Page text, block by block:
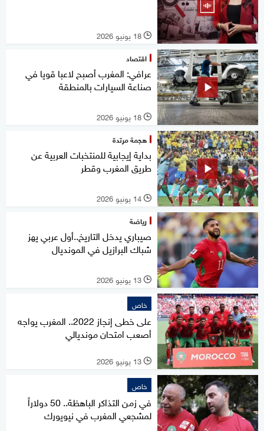
l 18 يونيو 2026
اقتصاد
عرافي: المغرب أصبح لاعبا قويا في
صناعة السيارات بالمنطقة
l 18 يونيو 2026
هجمة مرتدة
بداية إيجابية للمنتخبات العربية عن
طريق المغرب وقطر
l 14 يونيو 2026
رياضة
صيباري يدخل التاريخ..أول عربي يهز
شباك البرازيل في المونديال
l 13 يونيو 2026
خاص
على خطى إنجاز 2022.. المغرب يواجه
أصعب امتحان مونديالي
l 13 يونيو 2026
خاص
في زمن التذاكر الباهظة.. 50 دولاراً
لمشجعي المغرب في نيويورك